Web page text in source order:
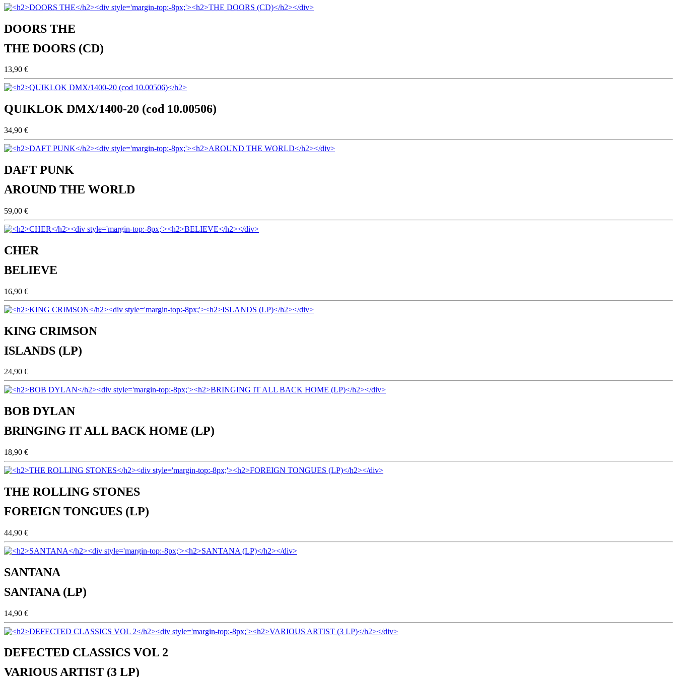
DOORS THE
THE DOORS (CD)
13,90 €
QUIKLOK DMX/1400-20 (cod 10.00506)
34,90 €
DAFT PUNK
AROUND THE WORLD
59,00 €
CHER
BELIEVE
16,90 €
KING CRIMSON
ISLANDS (LP)
24,90 €
BOB DYLAN
BRINGING IT ALL BACK HOME (LP)
18,90 €
THE ROLLING STONES
FOREIGN TONGUES (LP)
44,90 €
SANTANA
SANTANA (LP)
14,90 €
DEFECTED CLASSICS VOL 2
VARIOUS ARTIST (3 LP)